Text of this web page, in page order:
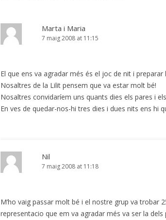
Marta i Maria
7 maig 2008 at 11:15
El que ens va agradar més és el joc de nit i preparar
Nosaltres de la Lilit pensem que va estar molt bé!
Nosaltres convidaríem uns quants dies els pares i
En ves de quedar-nos-hi tres dies i dues nits ens hi
Nil
7 maig 2008 at 11:18
M’ho vaig passar molt bé i el nostre grup va trobar
representacio que em va agradar més va ser la